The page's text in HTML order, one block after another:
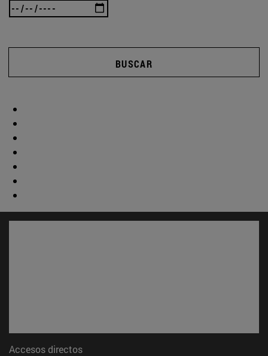
BUSCAR
Accesos directos